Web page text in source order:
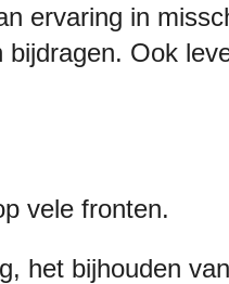
ervaring in
Ook
vele fronten.
het bijhouden